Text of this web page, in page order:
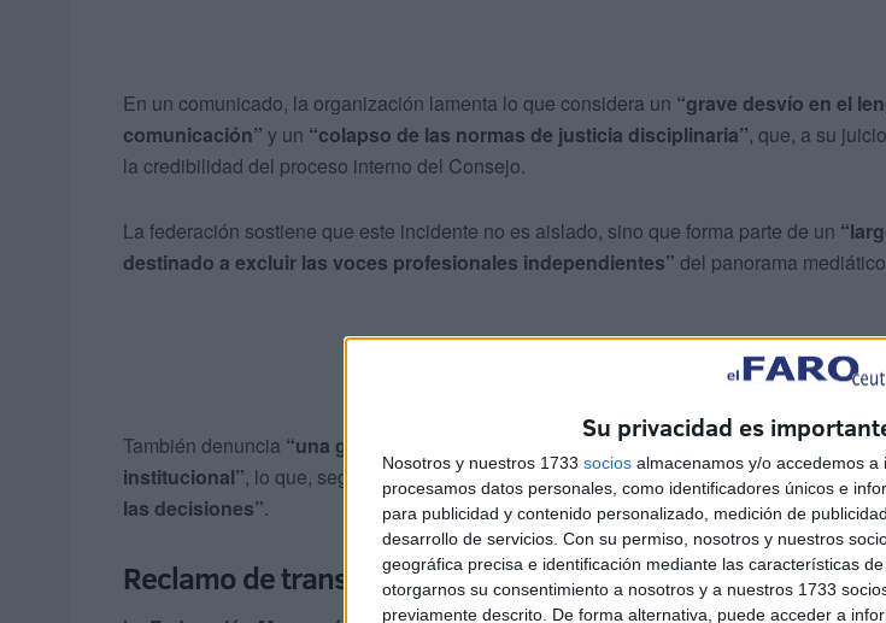
Su privacidad es
Nosotros y nuestros 1733 socios almacenamos y/o accedemos
procesamos datos personales, como identificadores únicos e
para publicidad y contenido personalizado, medición de
desarrollo de servicios. Con su permiso, nosotros y nuestros
geográfica precisa e identificación mediante las características
otorgarnos su consentimiento a nosotros y a nuestros 1733
previamente descrito. De forma alternativa, puede acceder a
En un comunicado, la organización lamenta lo que considera un “grave desvío en el
comunicación” y un “colapso de las normas de justicia disciplinaria”, que, a su
la credibilidad del proceso interno del Consejo.
La federación sostiene que este incidente no es aislado, sino que forma parte de un
destinado a excluir las voces profesionales independientes” del panorama
También denuncia “una gestión sistemática para marginarlas y excluirlas de la
institucional”, lo que, según el texto,“entrega las llaves del sector a una sola parte
las decisiones”.
Reclamo de transparencia y revisión del proceso legislativo